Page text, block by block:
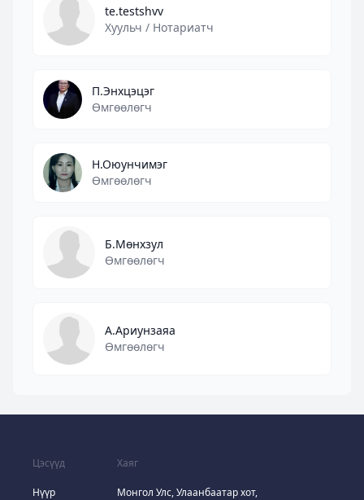
te.testshvv
Хуульч / Нотариатч
П.Энхцэцэг
Өмгөөлөгч
Н.Оюунчимэг
Өмгөөлөгч
Б.Мөнхзул
Өмгөөлөгч
А.Ариунзаяа
Өмгөөлөгч
Цэсүүд
Нүүр
Хаяг
Монгол Улс, Улаанбаатар хот,